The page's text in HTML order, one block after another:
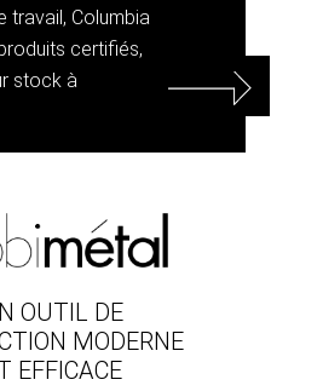
travail, Columbia
certifiés,
stock à
OUTIL DE
MODERNE
EFFICACE